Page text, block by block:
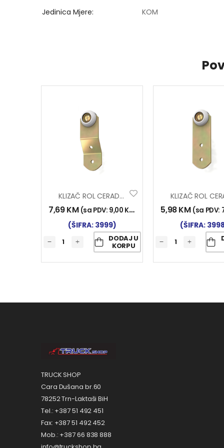
Jedinica Mjere KOM
KLIZAČ ROL CERADE Y-48
7,69KM (sa PDV: 9,00 KM
(ŠIFRA: 3999)
DODAJ U
KORPU
5,98KM (sa PDV:
(ŠIFRA:
TRUCK SHOP
Cara Dušana br.60
78252 Trn-Laktaši BiH
Tel.: +387 51 492 451
Fax: +387 51 492 452
Mob.: +387 66 838 888